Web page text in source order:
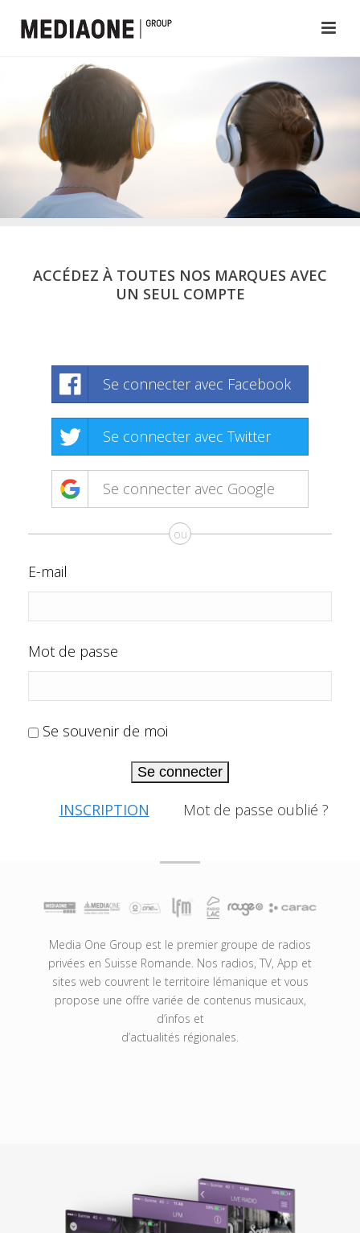
ACCÉDEZ À TOUTES NOS MARQUES AVEC
UN SEUL COMPTE
Se connecter avec Facebook
Se connecter avec Twitter
Se connecter avec Google
ou
E-mail
Mot de passe
Se souvenir de moi
Se connecter
INSCRIPTION Mot de passe oublié ?
Media One Group est le premier groupe de radios
privées en Suisse Romande. Nos radios, TV, App et
sites web couvrent le territoire lémanique et vous
propose une offre variée de contenus musicaux,
d’infos et
d’actualités régionales.